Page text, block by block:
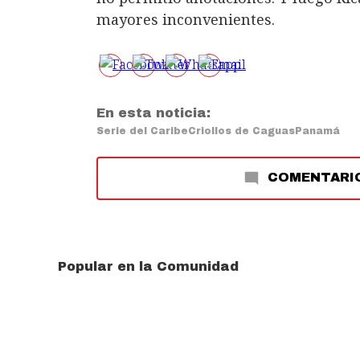
mayores inconvenientes.
En esta noticia:
Serie del CaribeCriollos de CaguasPanamá
Popular en la Comunidad